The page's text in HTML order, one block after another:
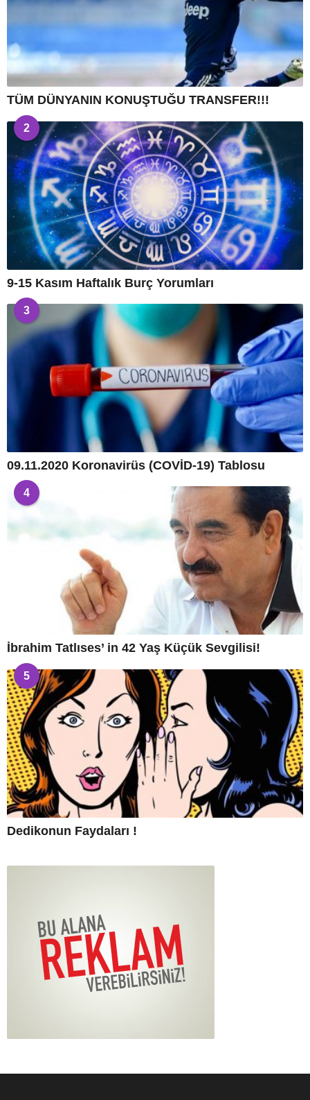
TÜM DÜNYANIN KONUŞTUĞU TRANSFER!!!
2
9-15 Kasım Haftalık Burç Yorumları
3
09.11.2020 Koronavirüs (COVİD-19) Tablosu
4
İbrahim Tatlıses’ in 42 Yaş Küçük Sevgilisi!
5
Dedikonun Faydaları !